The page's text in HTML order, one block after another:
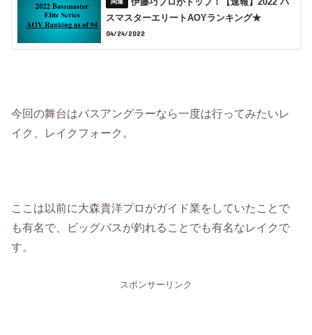
スマスターエリートAOYランキング★
04/24/2022
今回の舞台はバスアングラーなら一度は行ってみたいレ
イク、レイクフォーク。
ここは以前に大森貴洋プロがガイド業をしていたことで
も有名で、ビッグバスが釣れることでも有名なレイクで
す。
スポンサーリンク